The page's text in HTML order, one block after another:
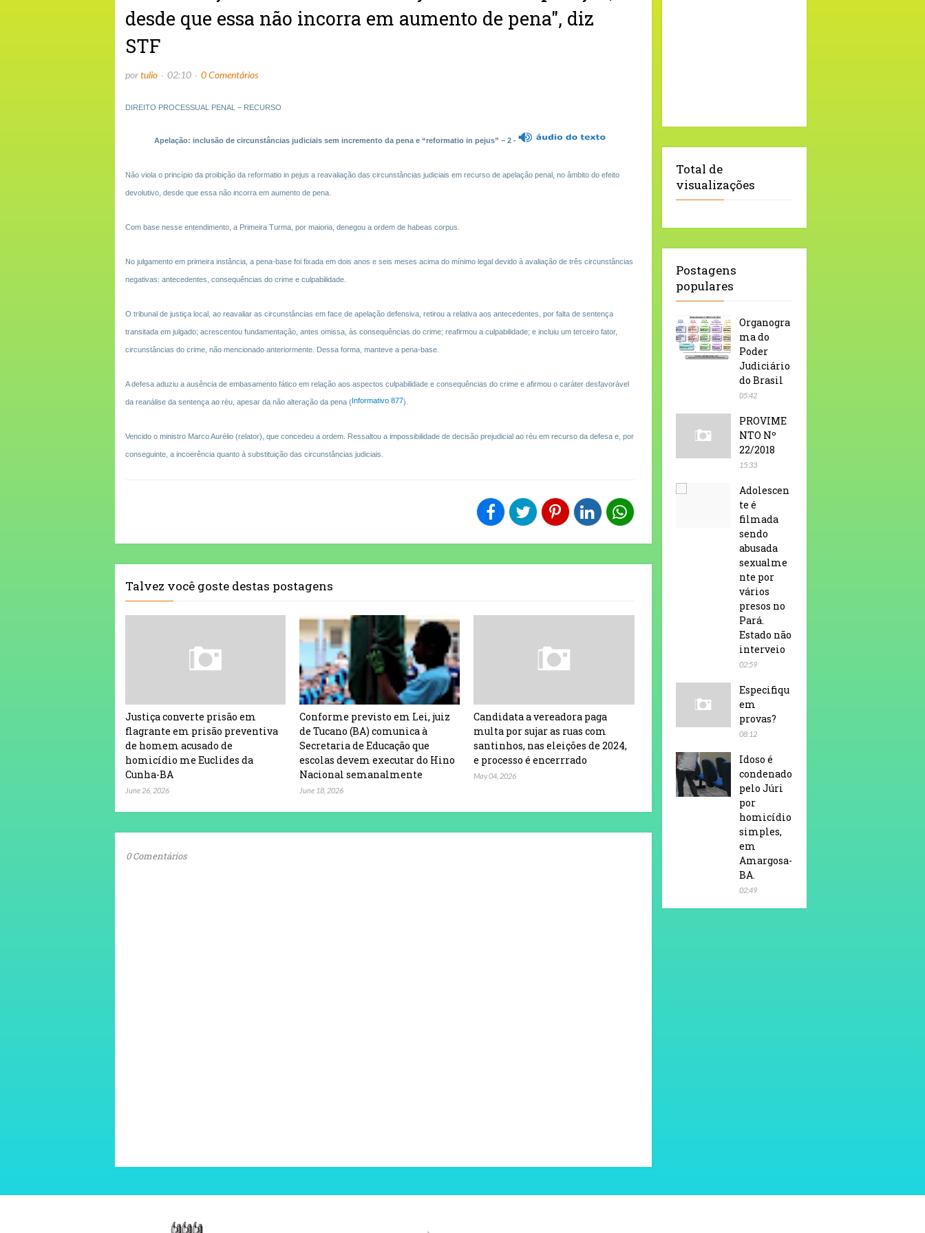
desde que essa não incorra em aumento de pena", diz
STF
portulio 02:10 0 Comentários
DIREITO PROCESSUAL PENAL – RECURSO
Apelação: inclusão de circunstâncias judiciais sem incremento da pena e “reformatio in pejus” – 2 -
Não viola o princípio da proibição da reformatio in pejus a reavaliação das circunstâncias judiciais em recurso de apelação penal, no âmbito do efeito
devolutivo, desde que essa não incorra em aumento de pena.
Com base nesse entendimento, a Primeira Turma, por maioria, denegou a ordem de habeas corpus.
No julgamento em primeira instância, a pena-base foi fixada em dois anos e seis meses acima do mínimo legal devido à avaliação de três circunstâncias
negativas: antecedentes, consequências do crime e culpabilidade.
O tribunal de justiça local, ao reavaliar as circunstâncias em face de apelação defensiva, retirou a relativa aos antecedentes, por falta de sentença
transitada em julgado; acrescentou fundamentação, antes omissa, às consequências do crime; reafirmou a culpabilidade; e incluiu um terceiro fator,
circunstâncias do crime, não mencionado anteriormente. Dessa forma, manteve a pena-base.
A defesa aduziu a ausência de embasamento fático em relação aos aspectos culpabilidade e consequências do crime e afirmou o caráter desfavorável
da reanálise da sentença ao réu, apesar da não alteração da pena (Informativo 877).
Vencido o ministro Marco Aurélio (relator), que concedeu a ordem. Ressaltou a impossibilidade de decisão prejudicial ao réu em recurso da defesa e, por
conseguinte, a incoerência quanto à substituição das circunstâncias judiciais.
Talvez você goste destas postagens
Justiça converte prisão em
flagrante em prisão preventiva
de homem acusado de
homicídio me Euclides da
Cunha-BA
June 26, 2026
Conforme previsto em Lei, juiz
de Tucano (BA) comunica à
Secretaria de Educação que
escolas devem executar do Hino
Nacional semanalmente
June 18, 2026
Candidata a vereadora paga
multa por sujar as ruas com
santinhos, nas eleições de 2024,
e processo é encerrrado
May 04, 2026
0 Comentários
Total de
visualizações
Postagens
populares
Organogra
ma do
Poder
Judiciário
do Brasil
05:42
PROVIME
NTO Nº
22/2018
15:33
Adolescen
te é
filmada
sendo
abusada
sexualme
nte por
vários
presos no
Pará.
Estado não
interveio
02:59
Especifiqu
em
provas?
08:12
Idoso é
condenado
pelo Júri
por
homicídio
simples,
em
Amargosa-
BA.
02:49